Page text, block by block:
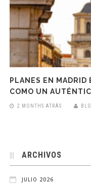
PLANES EN MADRID
COMO UN
2 MONTHS ATRÁS
ARCHIVOS
JULIO 2026